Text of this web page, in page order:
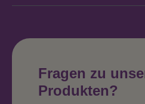
Fragen zu
Produkten?